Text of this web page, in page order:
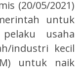
(20/05/2021)
untuk
usaha
industri kecil
untuk naik